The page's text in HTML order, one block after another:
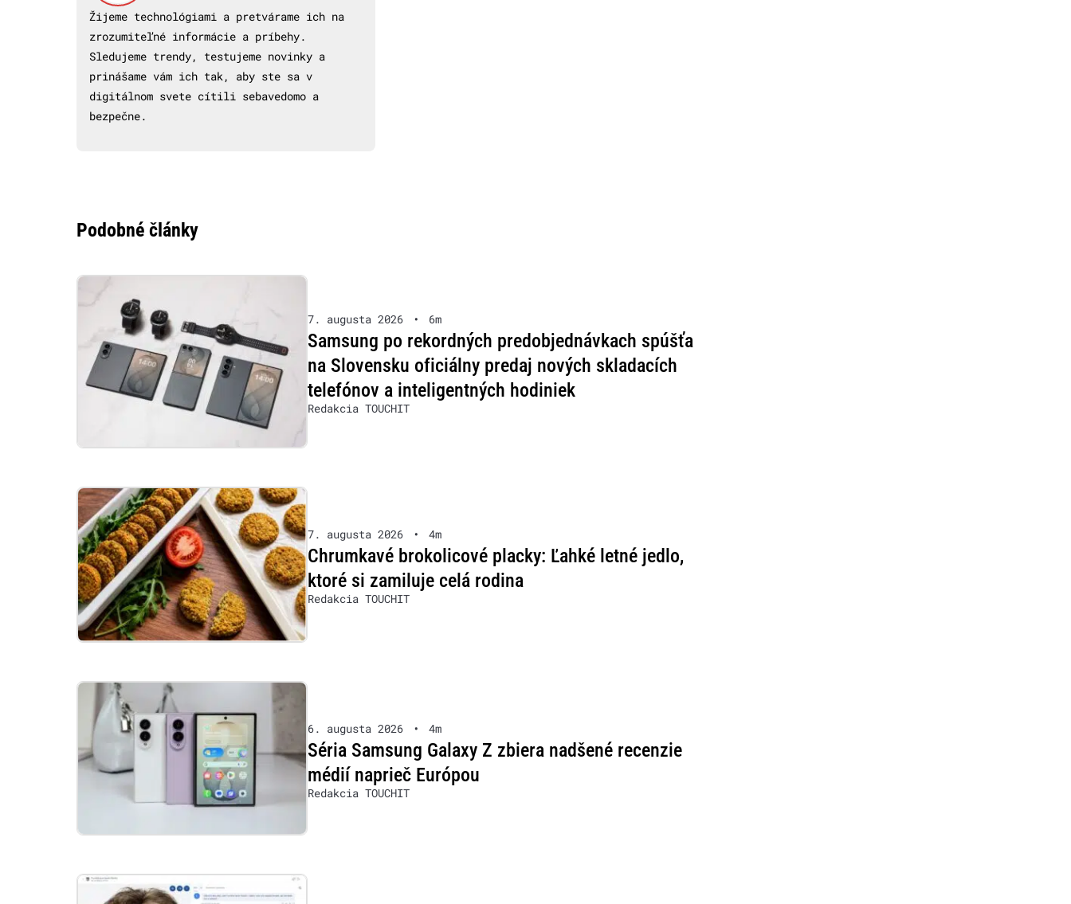
Žijeme technológiami a pretvárame ich na
zrozumiteľné informácie a príbehy.
Sledujeme trendy, testujeme novinky a
prinášame vám ich tak, aby ste sa v
digitálnom svete cítili sebavedomo a
bezpečne.
Podobné články
7. augusta 2026 • 6m
Samsung po rekordných predobjednávkach spúšťa
na Slovensku oficiálny predaj nových skladacích
telefónov a inteligentných hodiniek
Redakcia TOUCHIT
7. augusta 2026 • 4m
Chrumkavé brokolicové placky: Ľahké letné jedlo,
ktoré si zamiluje celá rodina
Redakcia TOUCHIT
6. augusta 2026 • 4m
Séria Samsung Galaxy Z zbiera nadšené recenzie
médií naprieč Európou
Redakcia TOUCHIT